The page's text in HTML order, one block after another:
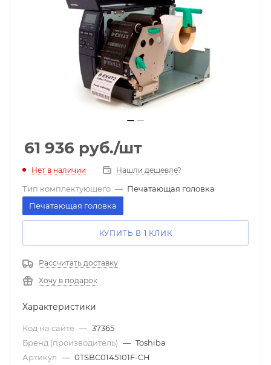
61 936 руб./шт
Нет в наличии Нашли дешевле?
Тип комплектующего — Печатающая головка
Печатающая головка
КУПИТЬ В 1 КЛИК
Рассчитать доставку
Хочу в подарок
Характеристики
Код на сайте — 37365
Бренд (производитель) — Toshiba
Артикул — 0TSBC0145101F-CH